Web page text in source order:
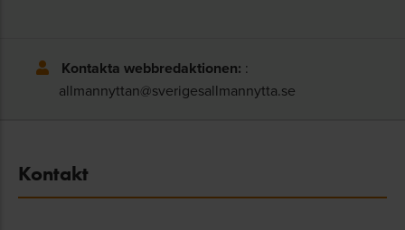
Kontakta webbredaktionen: :
allmannyttan@sverigesallmannytta.se
Kontakt